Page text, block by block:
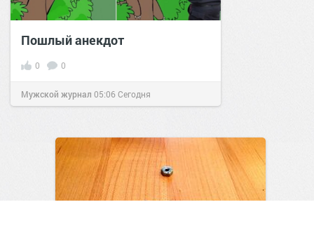
Пошлый анекдот
0 0
Мужской журнал 05:06Сегодня